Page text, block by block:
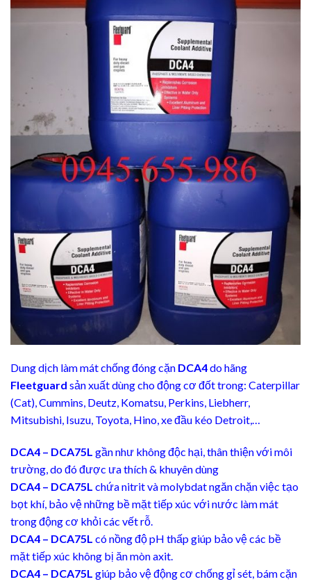
Dung dịch làm mát chống đóng cặn DCA4do hãng
Fleetguard sản xuất dùng cho động cơ đốt trong: Caterpillar
(Cat), Cummins, Deutz, Komatsu, Perkins, Liebherr,
Mitsubishi, Isuzu, Toyota, Hino, xe đầu kéo Detroit,…
DCA4 – DCA75L gần như không độc hại, thân thiện với môi
trường, do đó được ưa thích & khuyên dùng
DCA4 – DCA75L chứa nitrit và molybdat ngăn chặn việc tạo
bọt khí, bảo vệ những bề mặt tiếp xúc với nước làm mát
trong động cơ khỏi các vết rỗ.
DCA4 – DCA75L có nồng độ pH thấp giúp bảo vệ các bề
mặt tiếp xúc không bị ăn mòn axit.
DCA4 – DCA75L giúp bảo vệ động cơ chống gỉ sét, bám cặn